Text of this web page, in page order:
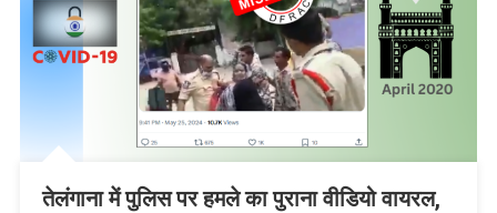
तेलंगाना में पुलिस पर हमले का पुराना वीडियो वायरल,